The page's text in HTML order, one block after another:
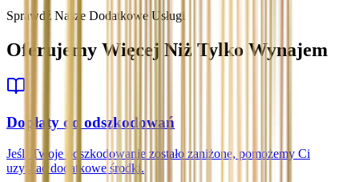
Sprawdź Nasze Dodatkowe Usługi
Oferujemy Więcej Niż Tylko Wynajem
Dopłaty do odszkodowań
Jeśli Twoje odszkodowanie zostało zaniżone, pomożemy Ci
uzyskać dodatkowe środki.